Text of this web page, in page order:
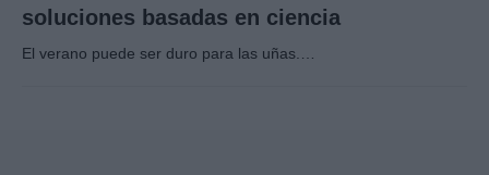
soluciones basadas en ciencia
El verano puede ser duro para las uñas.…